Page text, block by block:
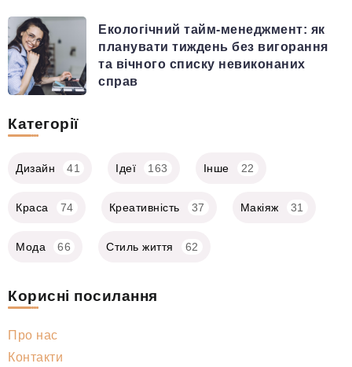
Екологічний тайм-менеджмент: як
планувати тиждень без вигорання
та вічного списку невиконаних
справ
Категорії
Дизайн 41 Ідеї 163 Інше 22
Краса 74 Креативність 37 Макіяж 31
Мода 66 Стиль життя 62
Корисні посилання
Про нас
Контакти